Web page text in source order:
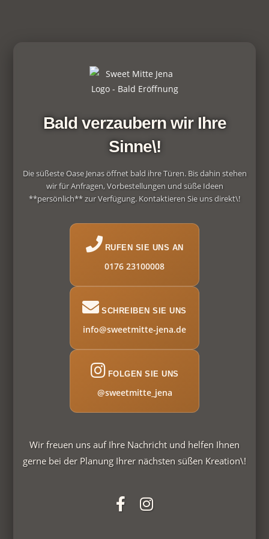
Bald verzaubern wir Ihre
Sinne\!
Die süßeste Oase Jenas öffnet bald ihre Türen. Bis dahin stehen
wir für Anfragen, Vorbestellungen und süße Ideen
**persönlich** zur Verfügung. Kontaktieren Sie uns direkt\!
RUFEN SIE UNS AN
0176 23100008
SCHREIBEN SIE UNS
info@sweetmitte-jena.de
FOLGEN SIE UNS
@sweetmitte_jena
Wir freuen uns auf Ihre Nachricht und helfen Ihnen
gerne bei der Planung Ihrer nächsten süßen Kreation\!